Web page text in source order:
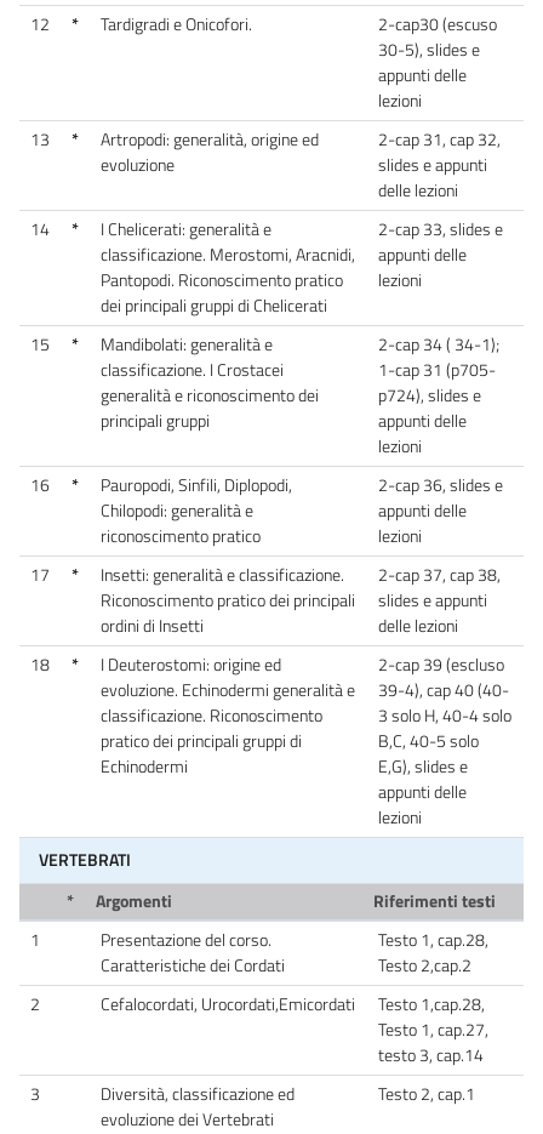
12
* Tardigradi e Onicofori.
2-cap30 (escuso
30-5), slides e
appunti delle
lezioni
13
*
Artropodi: generalità, origine ed
evoluzione
2-cap 31, cap 32,
slides e appunti
delle lezioni
14
*
I Chelicerati: generalità e
classificazione. Merostomi, Aracnidi,
Pantopodi. Riconoscimento pratico
dei principali gruppi di Chelicerati
2-cap 33, slides e
appunti delle
lezioni
15 *
Mandibolati: generalità e
classificazione. I Crostacei
generalità e riconoscimento dei
principali gruppi
2-cap 34 ( 34-1);
1-cap 31 (p705-
p724), slides e
appunti delle
lezioni
16
*
Pauropodi, Sinfili, Diplopodi,
Chilopodi: generalità e
riconoscimento pratico
2-cap 36, slides e
appunti delle
lezioni
17
*
Insetti: generalità e classificazione.
Riconoscimento pratico dei principali
ordini di Insetti
2-cap 37, cap 38,
slides e appunti
delle lezioni
18
*
I Deuterostomi: origine ed
evoluzione. Echinodermi generalità e
classificazione. Riconoscimento
pratico dei principali gruppi di
Echinodermi
2-cap 39 (escluso
39-4), cap 40 (40-
3 solo H, 40-4 solo
B,C, 40-5 solo
E,G), slides e
appunti delle
lezioni
VERTEBRATI
*
Argomenti
Riferimenti testi
1
Presentazione del corso.
Caratteristiche dei Cordati
Testo 1, cap.28,
Testo 2,cap.2
2
Cefalocordati, Urocordati,Emicordati
Testo 1,cap.28,
Testo 1, cap.27,
testo 3, cap.14
3
Diversità, classificazione ed
evoluzione dei Vertebrati
Testo 2, cap.1